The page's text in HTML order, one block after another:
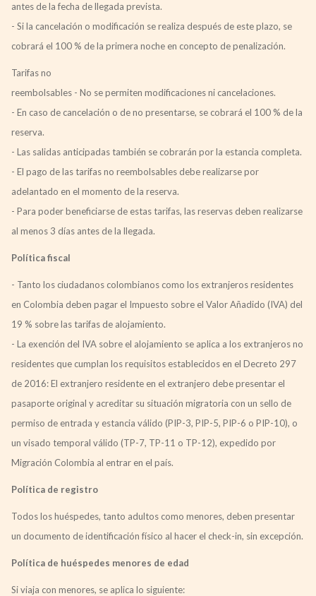
antes de la fecha de llegada prevista.
- Si la cancelación o modificación se realiza después de este plazo, se
cobrará el 100 % de la primera noche en concepto de penalización.
Tarifas no
reembolsables - No se permiten modificaciones ni cancelaciones.
- En caso de cancelación o de no presentarse, se cobrará el 100 % de la
reserva.
- Las salidas anticipadas también se cobrarán por la estancia completa.
- El pago de las tarifas no reembolsables debe realizarse por
adelantado en el momento de la reserva.
- Para poder beneficiarse de estas tarifas, las reservas deben realizarse
al menos 3 días antes de la llegada.
Política fiscal
- Tanto los ciudadanos colombianos como los extranjeros residentes
en Colombia deben pagar el Impuesto sobre el Valor Añadido (IVA) del
19 % sobre las tarifas de alojamiento.
- La exención del IVA sobre el alojamiento se aplica a los extranjeros no
residentes que cumplan los requisitos establecidos en el Decreto 297
de 2016: El extranjero residente en el extranjero debe presentar el
pasaporte original y acreditar su situación migratoria con un sello de
permiso de entrada y estancia válido (PIP-3, PIP-5, PIP-6 o PIP-10), o
un visado temporal válido (TP-7, TP-11 o TP-12), expedido por
Migración Colombia al entrar en el país.
Política de registro
Todos los huéspedes, tanto adultos como menores, deben presentar
un documento de identificación físico al hacer el check-in, sin excepción.
Política de huéspedes menores de edad
Si viaja con menores, se aplica lo siguiente: